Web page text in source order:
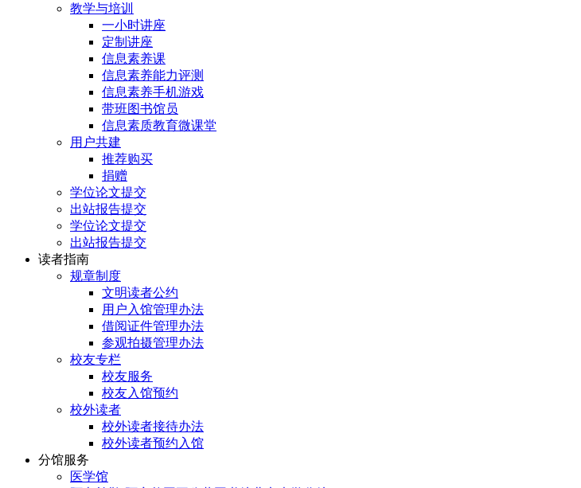
教学与培训
一小时讲座
定制讲座
信息素养课
信息素养能力评测
信息素养手机游戏
带班图书馆员
信息素质教育微课堂
用户共建
推荐购买
捐赠
学位论文提交
出站报告提交
学位论文提交
出站报告提交
读者指南
规章制度
文明读者公约
用户入馆管理办法
借阅证件管理办法
参观拍摄管理办法
校友专栏
校友服务
校友入馆预约
校外读者
校外读者接待办法
校外读者预约入馆
分馆服务
医学馆